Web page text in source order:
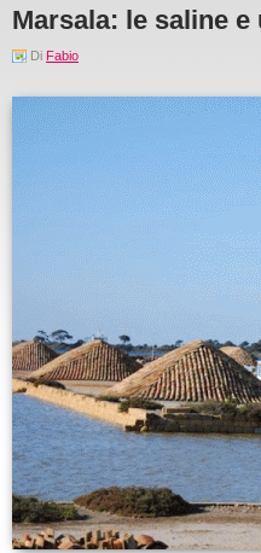
Marsala: le saline
Di Fabio